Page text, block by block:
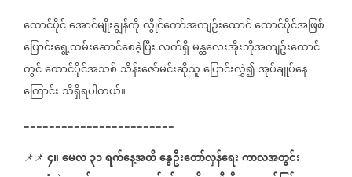
ထောင်ပိုင်အောင်မျိုးချွန်ကိုလွိုင်ကော်အကျဉ်းထောင်ထောင်ပိုင်အဖြစ်
ပြောင်းရွေ့ထမ်းဆောင်စေခဲ့ပြီးလက်ရှိမန္တလေးအိုးဘိုအကျဥ်းထောင်
တွင်ထောင်ပိုင်အသစ် သိန်းဇော်မင်းဆိုသူပြောင်းလွှဲ၍အုပ်ချုပ်နေ
ကြောင်း သိရှိရပါတယ်။
========================
📌📌 ၄။မေလ၃၁ရက်နေ့အထိနွေဦးတော်လှန်ရေးကာလအတွင်း